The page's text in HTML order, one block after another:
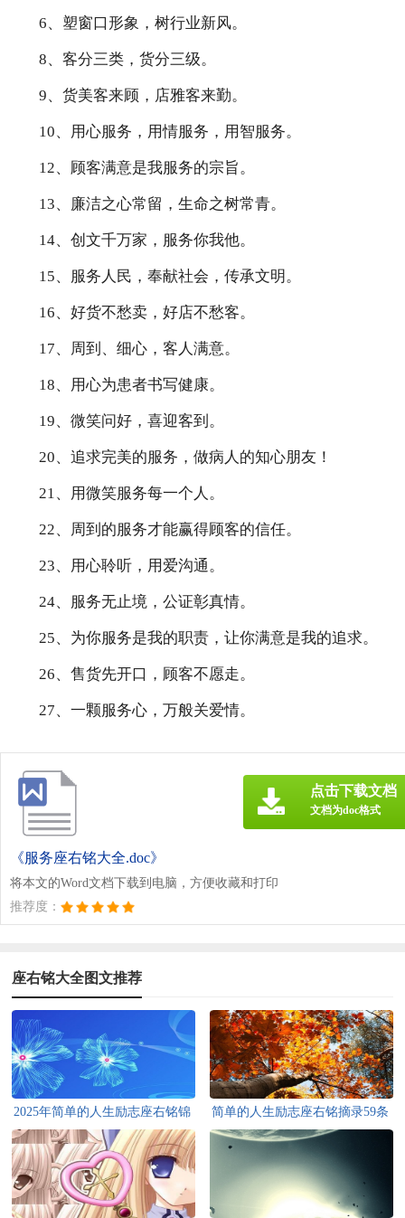
6、塑窗口形象，树行业新风。
8、客分三类，货分三级。
9、货美客来顾，店雅客来勤。
10、用心服务，用情服务，用智服务。
12、顾客满意是我服务的宗旨。
13、廉洁之心常留，生命之树常青。
14、创文千万家，服务你我他。
15、服务人民，奉献社会，传承文明。
16、好货不愁卖，好店不愁客。
17、周到、细心，客人满意。
18、用心为患者书写健康。
19、微笑问好，喜迎客到。
20、追求完美的服务，做病人的知心朋友！
21、用微笑服务每一个人。
22、周到的服务才能赢得顾客的信任。
23、用心聆听，用爱沟通。
24、服务无止境，公证彰真情。
25、为你服务是我的职责，让你满意是我的追求。
26、售货先开口，顾客不愿走。
27、一颗服务心，万般关爱情。
《服务座右铭大全.doc》
将本文的Word文档下载到电脑，方便收藏和打印
推荐度：
点击下载文档
文档为doc格式
座右铭大全图文推荐
2025年简单的人生励志座右铭锦
集68条
简单的人生励志座右铭摘录59条